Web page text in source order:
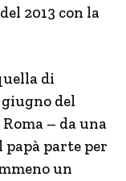
2013 con la
di
del
– da una
parte per
un